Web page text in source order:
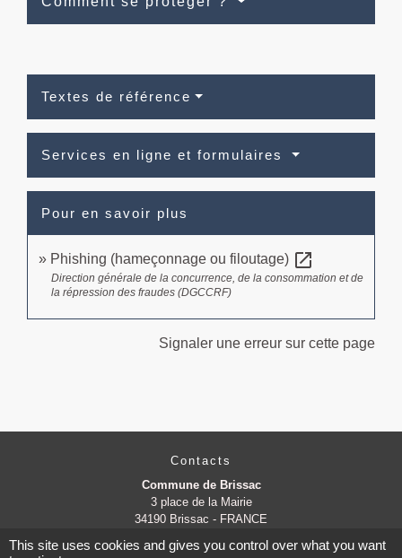
Textes de référence
Services en ligne et formulaires
Pour en savoir plus
Phishing (hameçonnage ou filoutage) open_in_new
Direction générale de la concurrence, de la consommation et de
la répression des fraudes (DGCCRF)
Signaler une erreur sur cette page
Contacts
Commune de Brissac
3 place de la Mairie
34190 Brissac - FRANCE
This site uses cookies and gives you control over what you want